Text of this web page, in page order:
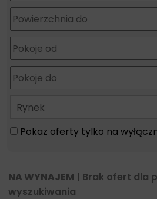
Rynek
Pokaz oferty tylko na
NA WYNAJEM | Brak ofert dla
wyszukiwania